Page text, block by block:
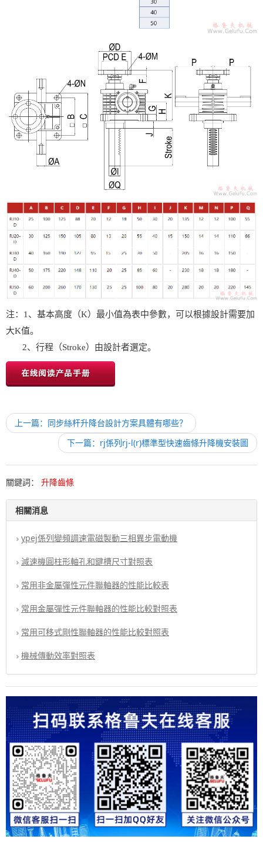
注：1、基本高度（K）最小值為表中參數，可以根據設計需要加
大K值。
2、行程（Stroke）由設計者選定。
上一篇：同步絲杆升降台設計方案具體有哪些？
下一篇：rj係列rj-l(r)標準型快速齒條升降機安裝圖
關鍵詞： 升降齒條
相關消息
ypej係列變頻調速電磁製動三相異步電動機
減速機圓柱形軸孔和鍵槽尺寸對照表
常用非金屬彈性元件聯軸器的性能比較表
常用金屬彈性元件聯軸器的性能比較對照表
常用可移式剛性聯軸器的性能比較對照表
機械傳動效率對照表